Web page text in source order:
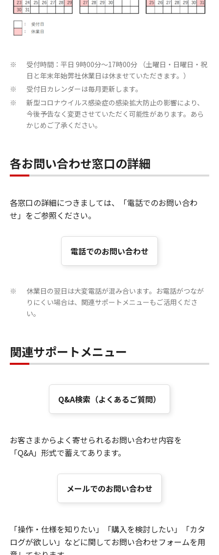
※
受付時間：平日 9時00分～17時00分 （土曜日・日曜日・祝
日と年末年始弊社休業日は休ませていただきます。）
※ 受付日カレンダーは毎月更新します。
※
新型コロナウイルス感染症の感染拡大防止の影響により、
今後予告なく変更させていただく可能性があります。あら
かじめご了承ください。
各お問い合わせ窓口の詳細
各窓口の詳細につきましては、「電話でのお問い合わ
せ」をご参照ください。
電話でのお問い合わせ
※
休業日の翌日は大変電話が混み合います。お電話がつなが
りにくい場合は、関連サポートメニューもご活用くださ
い。
関連サポートメニュー
Q&A検索（よくあるご質問）
お客さまからよく寄せられるお問い合わせ内容を
「Q&A」形式で蓄えてあります。
メールでのお問い合わせ
「操作・仕様を知りたい」「購入を検討したい」「カタ
ログが欲しい」などに関してお問い合わせフォームを用